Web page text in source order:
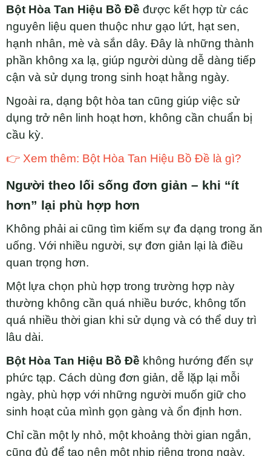
Bột Hòa Tan Hiệu Bồ Đề được kết hợp từ các
nguyên liệu quen thuộc như gạo lứt, hạt sen,
hạnh nhân, mè và sắn dây. Đây là những thành
phần không xa lạ, giúp người dùng dễ dàng tiếp
cận và sử dụng trong sinh hoạt hằng ngày.
Ngoài ra, dạng bột hòa tan cũng giúp việc sử
dụng trở nên linh hoạt hơn, không cần chuẩn bị
cầu kỳ.
👉 Xem thêm: Bột Hòa Tan Hiệu Bồ Đề là gì?
Người theo lối sống đơn giản – khi “ít
hơn” lại phù hợp hơn
Không phải ai cũng tìm kiếm sự đa dạng trong ăn
uống. Với nhiều người, sự đơn giản lại là điều
quan trọng hơn.
Một lựa chọn phù hợp trong trường hợp này
thường không cần quá nhiều bước, không tốn
quá nhiều thời gian khi sử dụng và có thể duy trì
lâu dài.
Bột Hòa Tan Hiệu Bồ Đề không hướng đến sự
phức tạp. Cách dùng đơn giản, dễ lặp lại mỗi
ngày, phù hợp với những người muốn giữ cho
sinh hoạt của mình gọn gàng và ổn định hơn.
Chỉ cần một ly nhỏ, một khoảng thời gian ngắn,
cũng đủ để tạo nên một nhịp riêng trong ngày.